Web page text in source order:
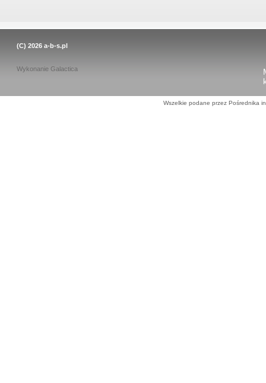
(C) 2026 a-b-s.pl
Wykonanie Galactica
Wszelkie podane przez Pośrednika